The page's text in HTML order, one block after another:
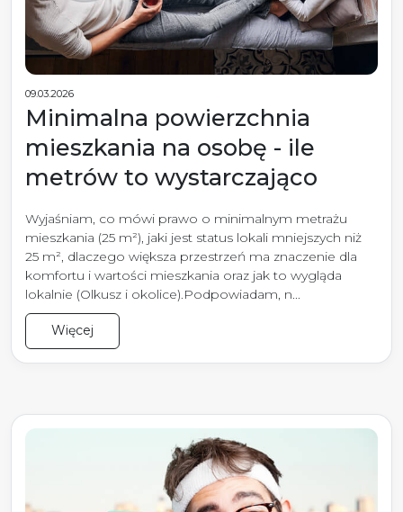
09.03.2026
Minimalna powierzchnia
mieszkania na osobę - ile
metrów to wystarczająco
Wyjaśniam, co mówi prawo o minimalnym metrażu
mieszkania (25 m²), jaki jest status lokali mniejszych niż
25 m², dlaczego większa przestrzeń ma znaczenie dla
komfortu i wartości mieszkania oraz jak to wygląda
lokalnie (Olkusz i okolice).Podpowiadam, n...
Więcej